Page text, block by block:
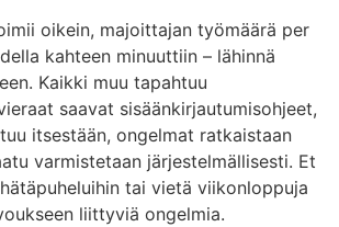
oikein, majoittajan työmäärä per
kahteen minuuttiin – lähinnä
Kaikki muu tapahtuu
saavat sisäänkirjautumisohjeet,
itsestään, ongelmat ratkaistaan
varmistetaan järjestelmällisesti. Et
tai vietä viikonloppuja
liittyviä ongelmia.